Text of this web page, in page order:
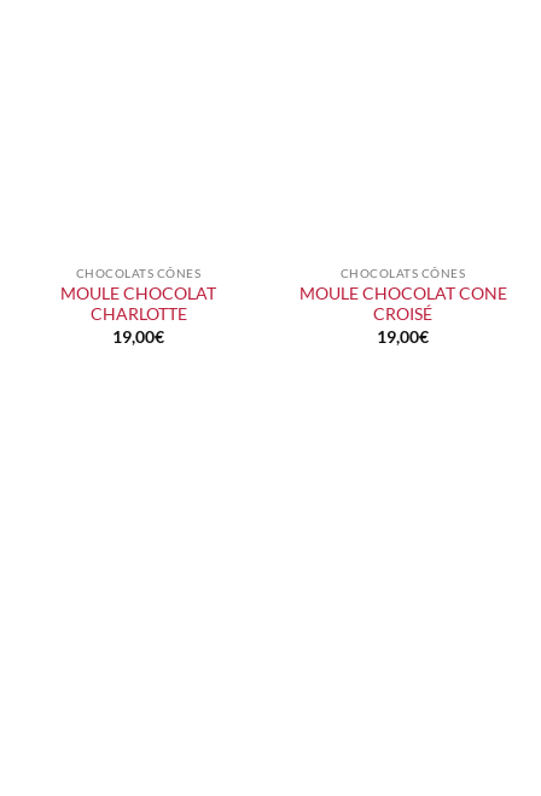
CHOCOLATS CÔNES
MOULE CHOCOLAT
CHARLOTTE
19,00€
CHOCOLATS CÔNES
MOULE CHOCOLAT CONE
CROISÉ
19,00€